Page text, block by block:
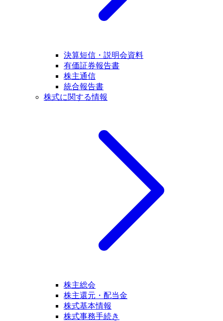
決算短信・説明会資料
有価証券報告書
株主通信
統合報告書
株式に関する情報
株主総会
株主還元・配当金
株式基本情報
株式事務手続き